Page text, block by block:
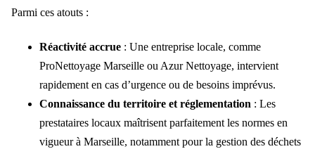
Parmi ces atouts :
Réactivité accrue : Une entreprise locale, comme
ProNettoyage Marseille ou Azur Nettoyage, intervient
rapidement en cas d’urgence ou de besoins imprévus.
Connaissance du territoire et réglementation : Les
prestataires locaux maîtrisent parfaitement les normes en
vigueur à Marseille, notamment pour la gestion des déchets